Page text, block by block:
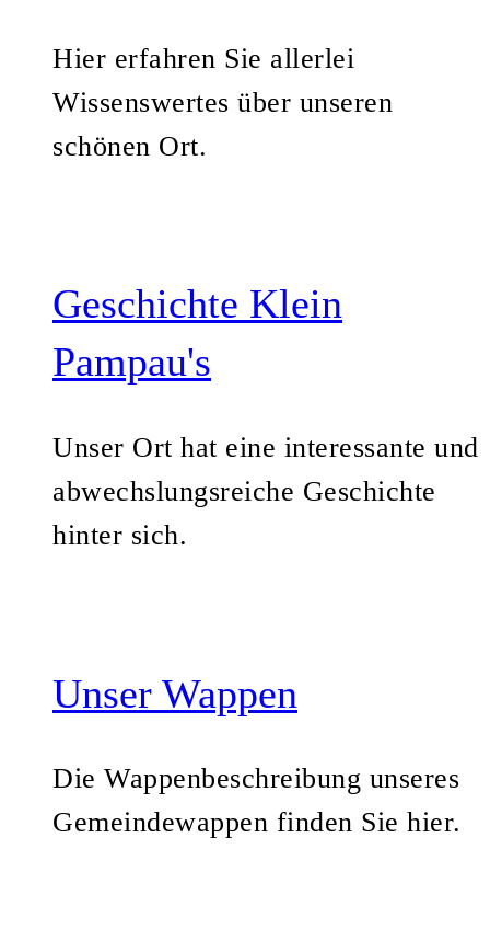
Hier erfahren Sie allerlei
Wissenswertes über unseren
schönen Ort.
Geschichte Klein
Pampau's
Unser Ort hat eine interessante und
abwechslungsreiche Geschichte
hinter sich.
Unser Wappen
Die Wappenbeschreibung unseres
Gemeindewappen finden Sie hier.